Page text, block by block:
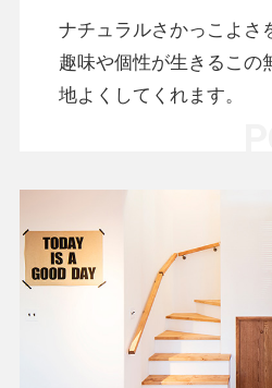
ナチュラルさかっこよさ
趣味や個性が生きるこの
地よくしてくれます。